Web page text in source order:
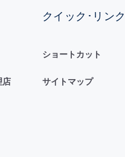
店
クイック･リンク
ショートカット
サイトマップ